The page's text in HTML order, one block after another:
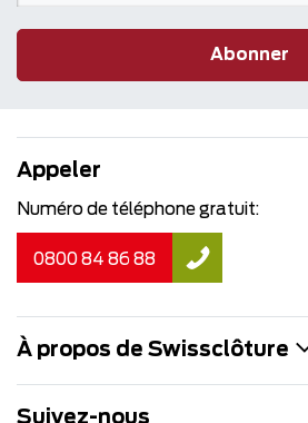
Abonner
Appeler
Numéro de téléphone gratuit:
0800 84 86 88
À propos de Swissclôture
Suivez-nous